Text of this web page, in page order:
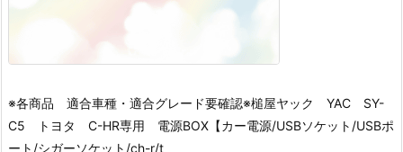
※各商品 適合車種・適合グレード要確認※槌屋ヤック YAC SY-
C5 トヨタ C-HR専用 電源BOX【カー電源/USBソケット/USBポ
ート/シガーソケット/ch-r/t